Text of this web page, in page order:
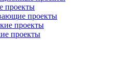
проекты
проекты
проекты
проекты